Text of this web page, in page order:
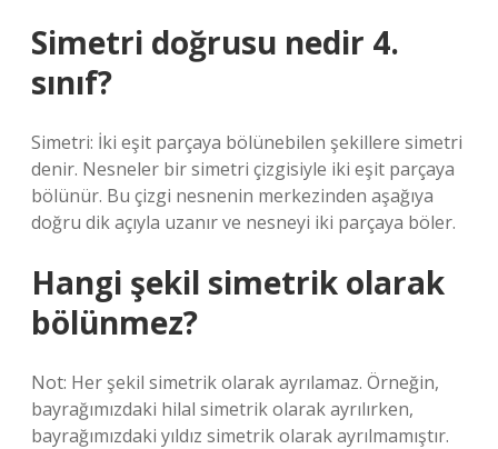
Simetri doğrusu nedir 4.
sınıf?
Simetri: İki eşit parçaya bölünebilen şekillere simetri
denir. Nesneler bir simetri çizgisiyle iki eşit parçaya
bölünür. Bu çizgi nesnenin merkezinden aşağıya
doğru dik açıyla uzanır ve nesneyi iki parçaya böler.
Hangi şekil simetrik olarak
bölünmez?
Not: Her şekil simetrik olarak ayrılamaz. Örneğin,
bayrağımızdaki hilal simetrik olarak ayrılırken,
bayrağımızdaki yıldız simetrik olarak ayrılmamıştır.